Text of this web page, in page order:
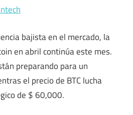
bajista en el mercado, la
en abril continúa este mes.
preparando para un
el precio de BTC lucha
de $ 60,000.